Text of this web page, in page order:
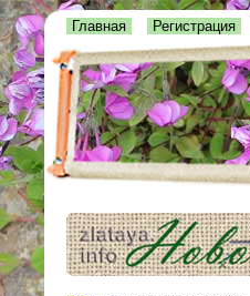
Главная Регистрация